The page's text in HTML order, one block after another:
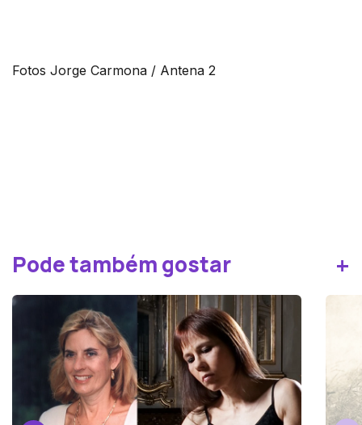
Fotos Jorge Carmona / Antena 2
Pode também gostar +